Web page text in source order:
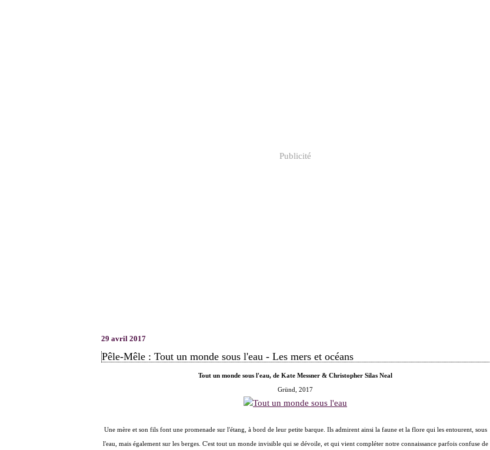
Publicité
29 avril 2017
Pêle-Mêle : Tout un monde sous l'eau - Les mers et océans
Tout un monde sous l'eau, de Kate Messner & Christopher Silas Neal
Gründ, 2017
Une mère et son fils font une promenade sur l'étang, à bord de leur petite barque. Ils admirent ainsi la faune et la flore qui les entourent, sous
l'eau, mais également sur les berges. C'est tout un monde invisible qui se dévoile, et qui vient compléter notre connaissance parfois confuse de